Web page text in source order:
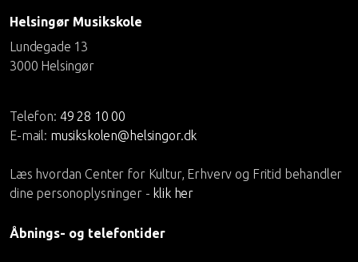
Helsingør Musikskole
Lundegade 13
3000 Helsingør
Telefon: 49 28 10 00
E-mail: musikskolen@helsingor.dk
Læs hvordan Center for Kultur, Erhverv og Fritid behandler
dine personoplysninger - klik her
Åbnings- og telefontider